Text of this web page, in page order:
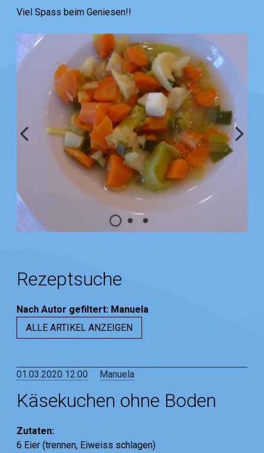
Viel Spass beim Geniesen!!
Rezeptsuche
Nach Autor gefiltert: Manuela
ALLE ARTIKEL ANZEIGEN
01.03.2020 12:00 Manuela
Käsekuchen ohne Boden
Zutaten:
6 Eier (trennen, Eiweiss schlagen)